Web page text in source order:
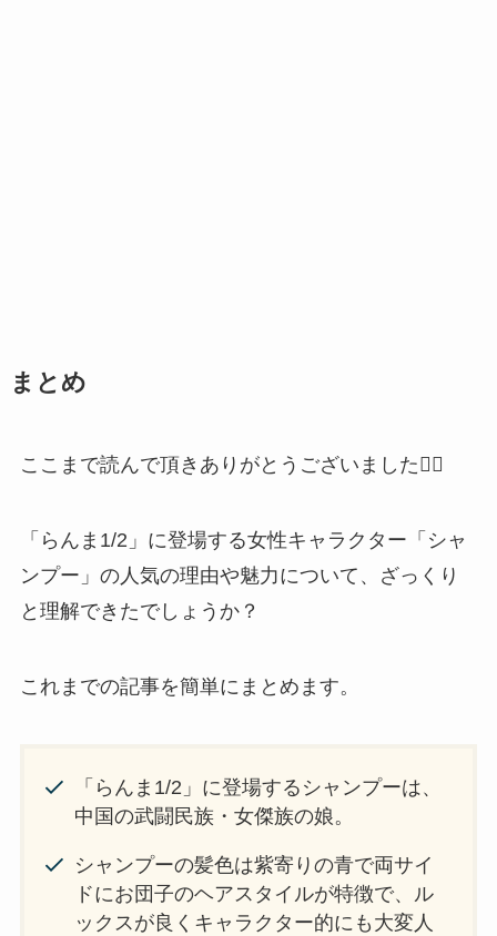
まとめ
ここまで読んで頂きありがとうございました🙇‍♀️
「らんま1/2」に登場する女性キャラクター「シャ
ンプー」の人気の理由や魅力について、ざっくり
と理解できたでしょうか？
これまでの記事を簡単にまとめます。
「らんま1/2」に登場するシャンプーは、
中国の武闘民族・女傑族の娘。
シャンプーの髪色は紫寄りの青で両サイ
ドにお団子のヘアスタイルが特徴で、ル
ックスが良くキャラクター的にも大変人